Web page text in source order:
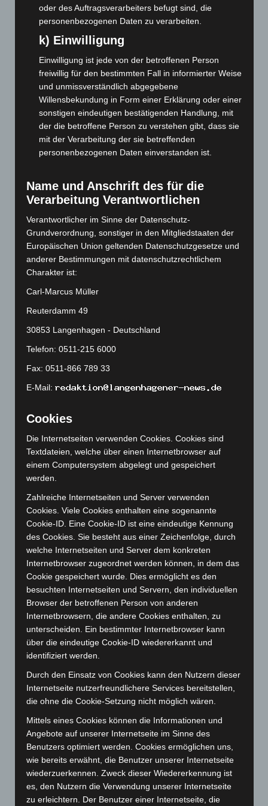
Juni 2026 (139)
Mai 2026
April 2026(99)
März 2026(115)
Februar 2026(109)
Januar 2026(122)
Dezember 2025(103)
November 2025(114)
Oktober 2025(112)
August 2025(90)
Juni 2025
(103)
Mai 2025(112)
April 2025(88)
Januar 2025(88)
Dezember 2024(89)
November 2024(94)
Oktober 2024(93)
September 2024(112)
Juli 2024(89)
Juni 2024(107)
Mai 2024(149)
April 2024
März 2024(103)
Februar 2024(103)
Januar 2024(111)
Dezember 2023(130)
November 2023(130)
Oktober 2023(114)
September 2023(133)
August 2023 (134)
Juli 2023(118)
Juni 2023(142)
Mai 2023(139)
April 2023
(155)
Februar 2023(154)
Januar 2023 (140)
Dezember 2022
(130)
November 2022(167)
Oktober 2022(166)
oder des Auftragsverarbeiters befugt sind, die
personenbezogenen Daten zu verarbeiten.
k) Einwilligung
Einwilligung ist jede von der betroffenen Person
freiwillig für den bestimmten Fall in informierter Weise
und unmissverständlich abgegebene
Willensbekundung in Form einer Erklärung oder einer
sonstigen eindeutigen bestätigenden Handlung, mit
der die betroffene Person zu verstehen gibt, dass sie
mit der Verarbeitung der sie betreffenden
personenbezogenen Daten einverstanden ist.
Name und Anschrift des für die
Verarbeitung Verantwortlichen
Verantwortlicher im Sinne der Datenschutz-
Grundverordnung, sonstiger in den Mitgliedstaaten der
Europäischen Union geltenden Datenschutzgesetze und
anderer Bestimmungen mit datenschutzrechtlichem
Charakter ist:
Carl-Marcus Müller
Reuterdamm 49
30853 Langenhagen - Deutschland
Telefon: 0511-215 6000
Fax: 0511-866 789 33
E-Mail:
Cookies
Die Internetseiten verwenden Cookies. Cookies sind
Textdateien, welche über einen Internetbrowser auf
einem Computersystem abgelegt und gespeichert
werden.
Zahlreiche Internetseiten und Server verwenden
Cookies. Viele Cookies enthalten eine sogenannte
Cookie-ID. Eine Cookie-ID ist eine eindeutige Kennung
des Cookies. Sie besteht aus einer Zeichenfolge, durch
welche Internetseiten und Server dem konkreten
Internetbrowser zugeordnet werden können, in dem das
Cookie gespeichert wurde. Dies ermöglicht es den
besuchten Internetseiten und Servern, den individuellen
Browser der betroffenen Person von anderen
Internetbrowsern, die andere Cookies enthalten, zu
unterscheiden. Ein bestimmter Internetbrowser kann
über die eindeutige Cookie-ID wiedererkannt und
identifiziert werden.
Durch den Einsatz von Cookies kann den Nutzern dieser
Internetseite nutzerfreundlichere Services bereitstellen,
die ohne die Cookie-Setzung nicht möglich wären.
Mittels eines Cookies können die Informationen und
Angebote auf unserer Internetseite im Sinne des
Benutzers optimiert werden. Cookies ermöglichen uns,
wie bereits erwähnt, die Benutzer unserer Internetseite
wiederzuerkennen. Zweck dieser Wiedererkennung ist
es, den Nutzern die Verwendung unserer Internetseite
zu erleichtern. Der Benutzer einer Internetseite, die